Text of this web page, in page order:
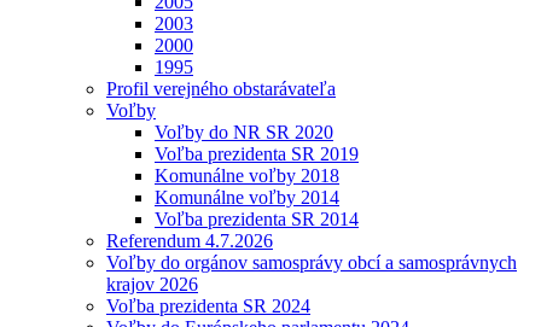
2003
2000
1995
Profil verejného obstarávateľa
Voľby
Voľby do NR SR 2020
Voľba prezidenta SR 2019
Komunálne voľby 2018
Komunálne voľby 2014
Voľba prezidenta SR 2014
Referendum 4.7.2026
Voľby do orgánov samosprávy obcí a samosprávnych
krajov 2026
Voľba prezidenta SR 2024